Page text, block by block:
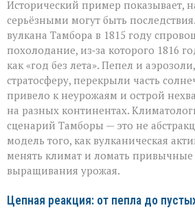
Исторический пример показывает,
серьёзными могут быть
вулкана Тамбора в 1815 году
похолодание, из‑за которого 1816
как «год без лета». Пепел и
стратосферу, перекрыли часть
привело к неурожаям и острой
на разных континентах.
сценарий Тамборы — это не
модель того, как вулканическая
менять климат и ломать
выращивания урожая.
Цепная реакция: от пепла до